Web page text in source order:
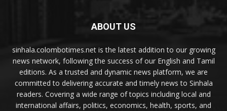
ABOUT US
sinhala.colombotimes.net is the latest addition to our growing
news network, following the success of our English and Tamil
editions. As a trusted and dynamic news platform, we are
committed to delivering accurate and timely news to Sinhala
readers. Covering a wide range of topics including local and
international affairs, politics, economics, health, sports, and